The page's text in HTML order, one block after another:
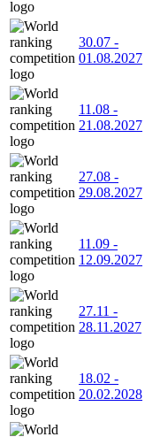
30.07 -
01.08.2027
11.08 -
21.08.2027
27.08 -
29.08.2027
11.09 -
12.09.2027
27.11 -
28.11.2027
18.02 -
20.02.2028